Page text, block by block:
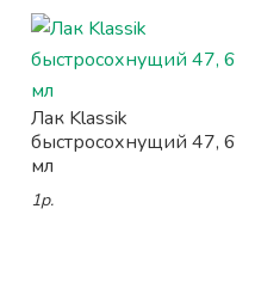
Лак Klassik
быстросохнущий 47, 6
мл
1р.